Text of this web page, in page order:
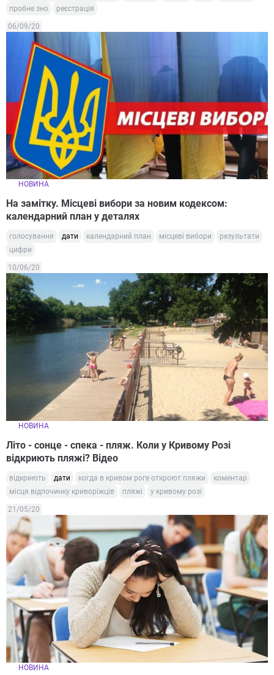
пробне зно
реєстрація
06/09/20
НОВИНА
На замітку. Місцеві вибори за новим кодексом:
календарний план у деталях
голосування дати календарний план місцеві вибори
результати
цифри
10/06/20
НОВИНА
Літо - сонце - спека - пляж. Коли у Кривому Розі
відкриють пляжі? Відео
відкриють дати когда в кривом роге откроют пляжи
коментар
місця відпочинку криворіжців
пляжі у кривому розі
21/05/20
НОВИНА